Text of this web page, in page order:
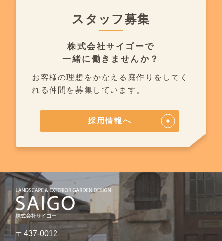
スタッフ募集
株式会社サイゴーで
一緒に働きませんか？
お客様の理想をかなえる庭作りを してく
れる仲間を募集しています。
採用情報へ
〒437-0012